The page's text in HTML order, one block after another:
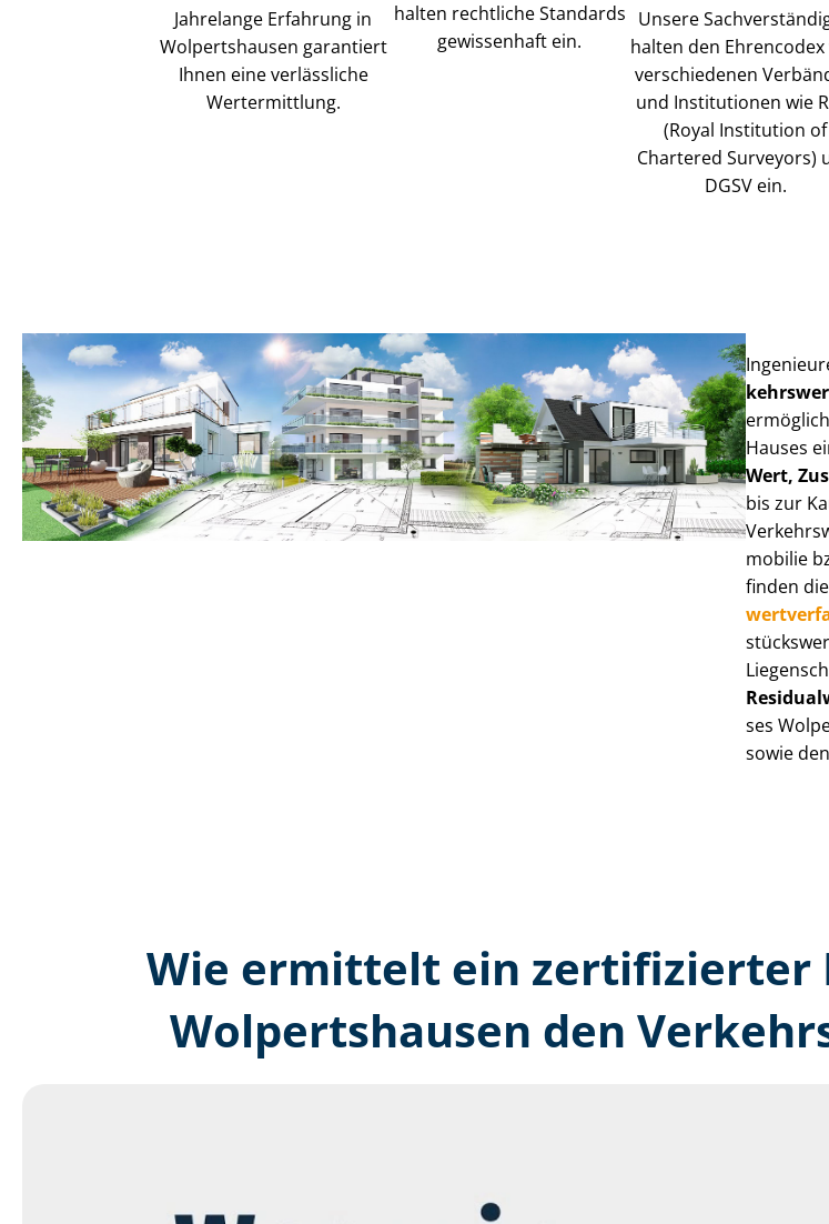
Jahrelange Erfahrung in
Wolpertshausen garantiert
Ihnen eine verlässliche
Wertermittlung.
halten rechtliche Standards
gewissenhaft ein.
Unsere
halten den Ehrencodex
verschiedenen
und Institutionen wie
(Royal Institution of
Chartered Surveyors)
DGSV ein.
Hauses
Wert,
bis zur
mo­bi­lie
finden
ses
sowie
Wie ermittelt ein zertifizierter
Wolpertshausen den